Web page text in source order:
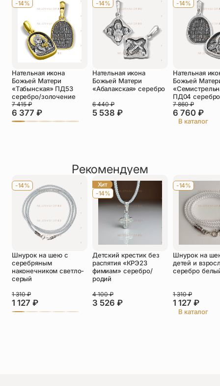
Телефон
Отзыв*
Прикрепить фото
Оставить отзыв
Подтверждаю свое согласие с
политикой конфиденциальностии даю
согласие на обработку персональных
данных
Пока нет отзывов. Будьте первым!
-14%
Нательная икона
Божьей Матери
«Табынская» ПД53
серебро/золочение
6 377 ₽
7 415₽
-14%
Нательная икона
Божьей Матери
«Абалакская» серебро
5 538 ₽
6 440₽
-14%
Нательная
Божьей
ПД04 серебро
6 760 ₽
7 860₽
В каталог
Рекомендуем
-14%
Шнурок на шею с
серебряным
наконечником светло-
серый
1 127 ₽
1 310₽
Хит
-14%
Детский крестик без
распятия «КРЭ23
фимиам» серебро/
родий
3 526 ₽
4 100₽
-14%
Шнурок на
детей и
серебро
1 127 ₽
1 310₽
В каталог